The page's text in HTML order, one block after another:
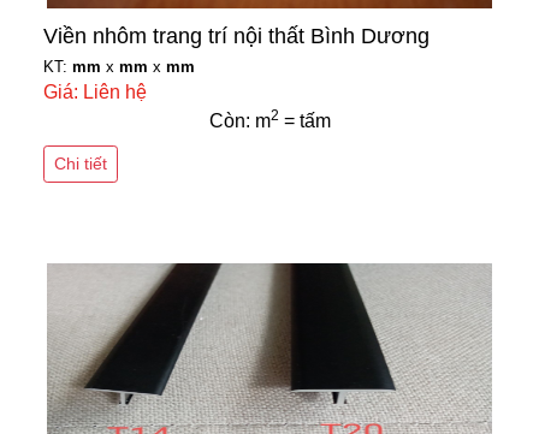
Viền nhôm trang trí nội thất Bình Dương
KT: mm x mm x mm
Giá: Liên hệ
Còn: m2 = tấm
Chi tiết